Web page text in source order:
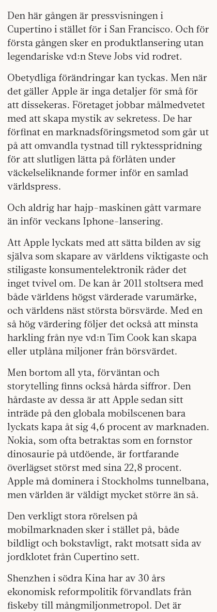
Den här gången är pressvisningen i
Cupertino i stället för i San Francisco. Och för
första gången sker en produktlansering utan
legendariske vd:n Steve Jobs vid rodret.
Obetydliga förändringar kan tyckas. Men när
det gäller Apple är inga detaljer för små för
att dissekeras. Företaget jobbar målmedvetet
med att skapa mystik av sekretess. De har
förfinat en marknadsföringsmetod som går ut
på att omvandla tystnad till ryktesspridning
för att slutligen lätta på förlåten under
väckelseliknande former inför en samlad
världspress.
Och aldrig har hajp-maskinen gått varmare
än inför veckans Iphone-lansering.
Att Apple lyckats med att sätta bilden av sig
själva som skapare av världens viktigaste och
stiligaste konsumentelektronik råder det
inget tvivel om. De kan år 2011 stoltsera med
både världens högst värderade varumärke,
och världens näst största börsvärde. Med en
så hög värdering följer det också att minsta
harkling från nye vd:n Tim Cook kan skapa
eller utplåna miljoner från börsvärdet.
Men bortom all yta, förväntan och
storytelling finns också hårda siffror. Den
hårdaste av dessa är att Apple sedan sitt
inträde på den globala mobilscenen bara
lyckats kapa åt sig 4,6 procent av marknaden.
Nokia, som ofta betraktas som en fornstor
dinosaurie på utdöende, är fortfarande
överlägset störst med sina 22,8 procent.
Apple må dominera i Stockholms tunnelbana,
men världen är väldigt mycket större än så.
Den verkligt stora rörelsen på
mobilmarknaden sker i stället på, både
bildligt och bokstavligt, rakt motsatt sida av
jordklotet från Cupertino sett.
Shenzhen i södra Kina har av 30 års
ekonomisk reformpolitik förvandlats från
fiskeby till mångmiljonmetropol. Det är